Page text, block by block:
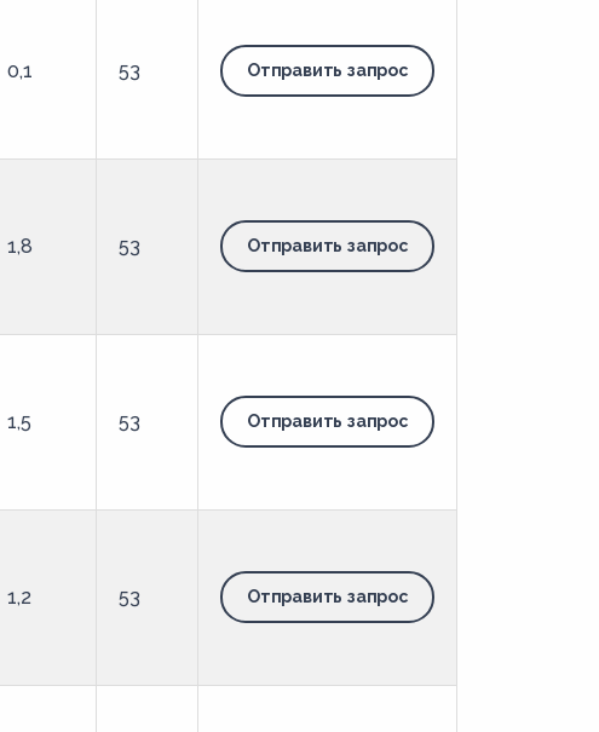
0,1 53 Отправить запрос
1,8 53 Отправить запрос
1,5 53 Отправить запрос
1,2 53 Отправить запрос